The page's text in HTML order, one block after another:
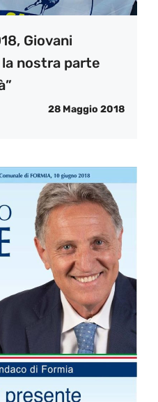
Giovani
nostra parte
28 Maggio 2018